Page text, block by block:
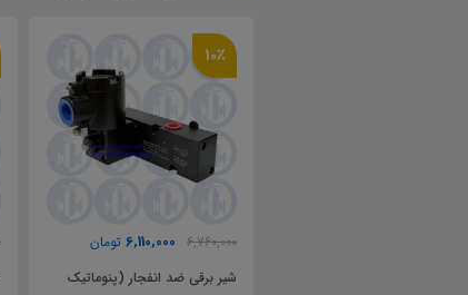
24٪
14,190,000
10,860,000
شیرفلکه کشویی استیل کلاس 800